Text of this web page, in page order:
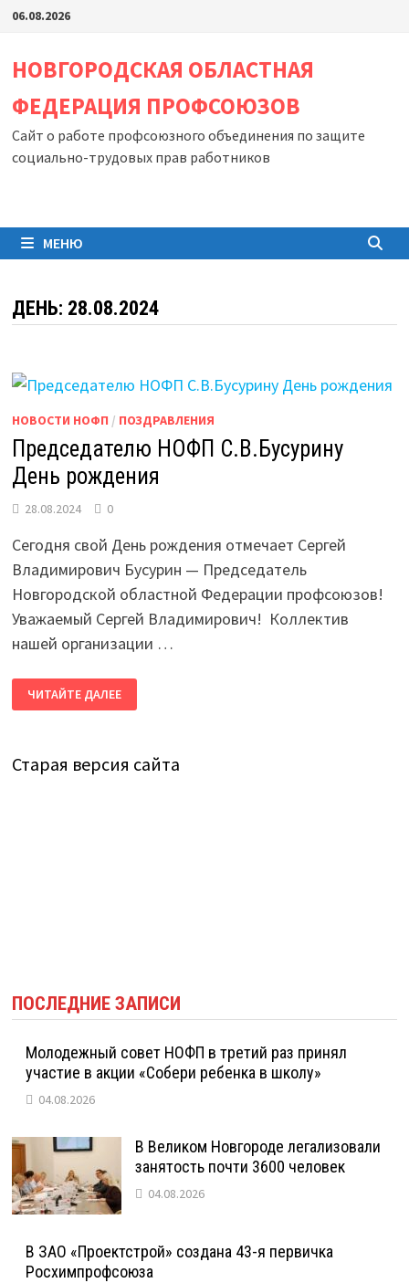
Перейти
содержимому
06.08.2026
НОВГОРОДСКАЯ ОБЛАСТНАЯ
ФЕДЕРАЦИЯ ПРОФСОЮЗОВ
Сайт о работе профсоюзного объединения по защите
социально-трудовых прав работников
МЕНЮ
ДЕНЬ: 28.08.2024
НОВОСТИ НОФП / ПОЗДРАВЛЕНИЯ
Председателю НОФП С.В.Бусурину
День рождения
28.08.2024 0
Сегодня свой День рождения отмечает Сергей
Владимирович Бусурин — Председатель
Новгородской областной Федерации профсоюзов!
Уважаемый Сергей Владимирович! Коллектив
нашей организации …
ПРЕДСЕДАТЕЛЮ
НОФП
С.В.БУСУРИНУ
ЧИТАЙТЕ ДАЛЕЕ
Старая версия сайта
ПОСЛЕДНИЕ ЗАПИСИ
Молодежный совет НОФП в третий раз принял
участие в акции «Собери ребенка в школу»
04.08.2026
В Великом Новгороде легализовали
занятость почти 3600 человек
04.08.2026
В ЗАО «Проектстрой» создана 43-я первичка
Росхимпрофсоюза